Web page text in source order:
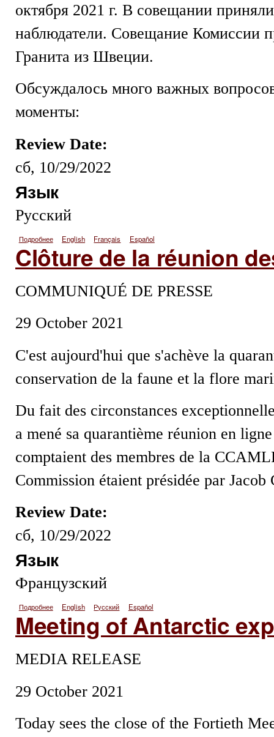
октября 2021 г. В совещании
наблюдатели. Совещание Комиссии
Гранита из Швеции.
Обсуждалось много важных
моменты:
Review Date:
сб, 10/29/2022
Язык
Русский
Подробнеео Заканчивается совещание специалистов по Антарктике
English Français Español
Clôture de la réunion
COMMUNIQUÉ DE PRESSE
29 October 2021
C'est aujourd'hui que s'achève la
conservation de la faune et la flore
Du fait des circonstances
a mené sa quarantième réunion en
comptaient des membres de la
Commission étaient présidée par Jacob
Review Date:
сб, 10/29/2022
Язык
Французский
Подробнеео Clôture de la réunion des experts de l'Antarctique
English Русский Español
Meeting of Antarctic
MEDIA RELEASE
29 October 2021
Today sees the close of the Fortieth